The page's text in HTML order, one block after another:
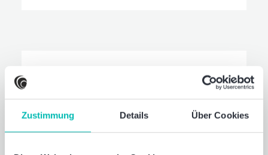
Zustimmung Details Über Cookies